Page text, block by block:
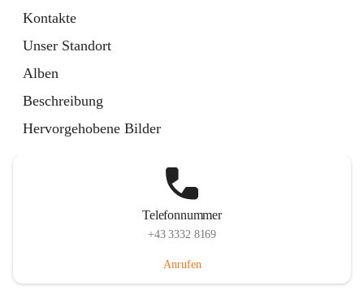
Kontakte
Unser Standort
Alben
Beschreibung
Hervorgehobene Bilder
Telefonnummer
+43 3332 8169
Anrufen